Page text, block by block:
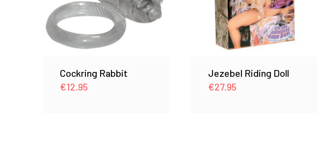
Cockring Rabbit
€12.95
Jezebel Riding Doll
€27.95